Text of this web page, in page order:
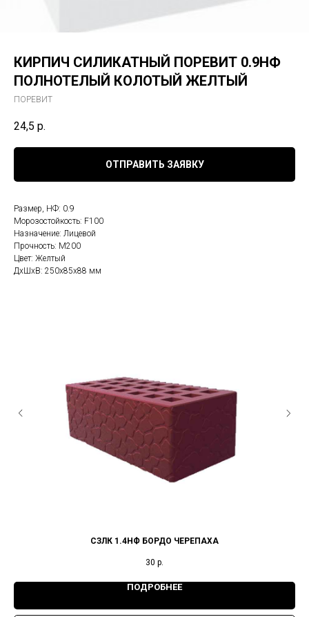
КИРПИЧ СИЛИКАТНЫЙ ПОРЕВИТ 0.9НФ
ПОЛНОТЕЛЫЙ КОЛОТЫЙ ЖЕЛТЫЙ
ПОРЕВИТ
24,5 р.
ОТПРАВИТЬ ЗАЯВКУ
Размер, НФ: 0.9
Морозостойкость: F100
Назначение: Лицевой
Прочность: М200
Цвет: Желтый
ДxШxВ: 250x85x88 мм
СЗЛК 1.4НФ БОРДО ЧЕРЕПАХА
30 р.
ПОДРОБНЕЕ